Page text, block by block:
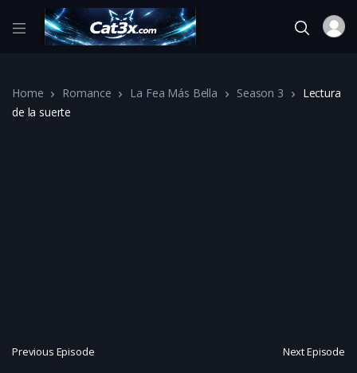
Home Romance La Fea Más Bella Season 3
Lectura
de la suerte
Previous Episode Next Episode